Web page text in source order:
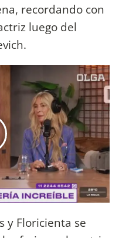
recordando con
luego del
y Floricienta se